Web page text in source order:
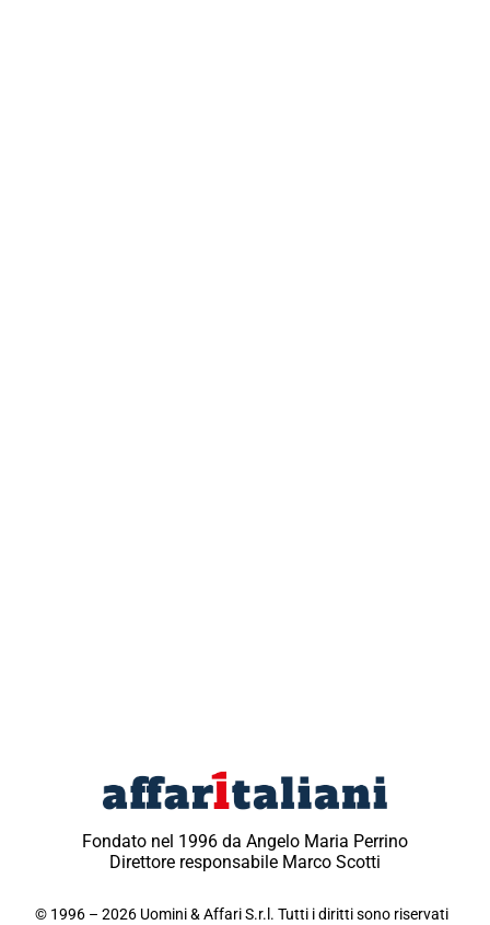
Fondato nel 1996 da Angelo Maria Perrino
Direttore responsabile Marco Scotti
© 1996 – 2026 Uomini & Affari S.r.l. Tutti i diritti sono riservati